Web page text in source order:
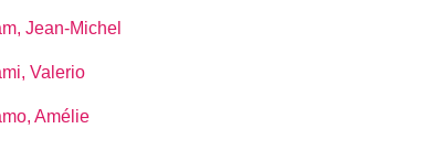
Jean-Michel
Valerio
Amélie